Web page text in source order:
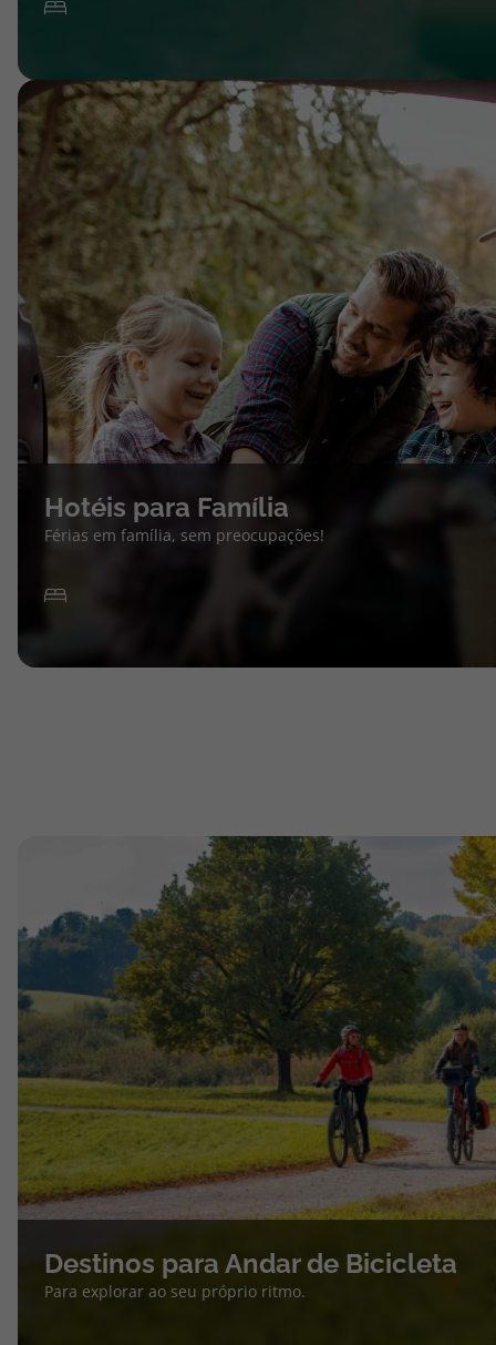
Hotéis para Família
Férias em família, sem preocupações!
Destinos para Andar de Bicicleta
Para explorar ao seu próprio ritmo.